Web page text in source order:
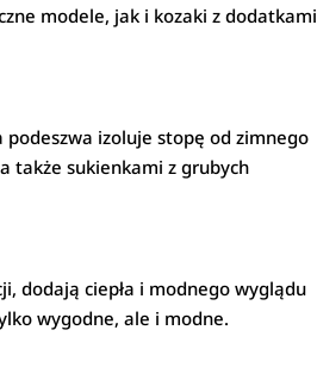
modele, jak i kozaki z dodatkami
izoluje stopę od zimnego
także sukienkami z grubych
dodają ciepła i modnego wyglądu
wygodne, ale i modne.